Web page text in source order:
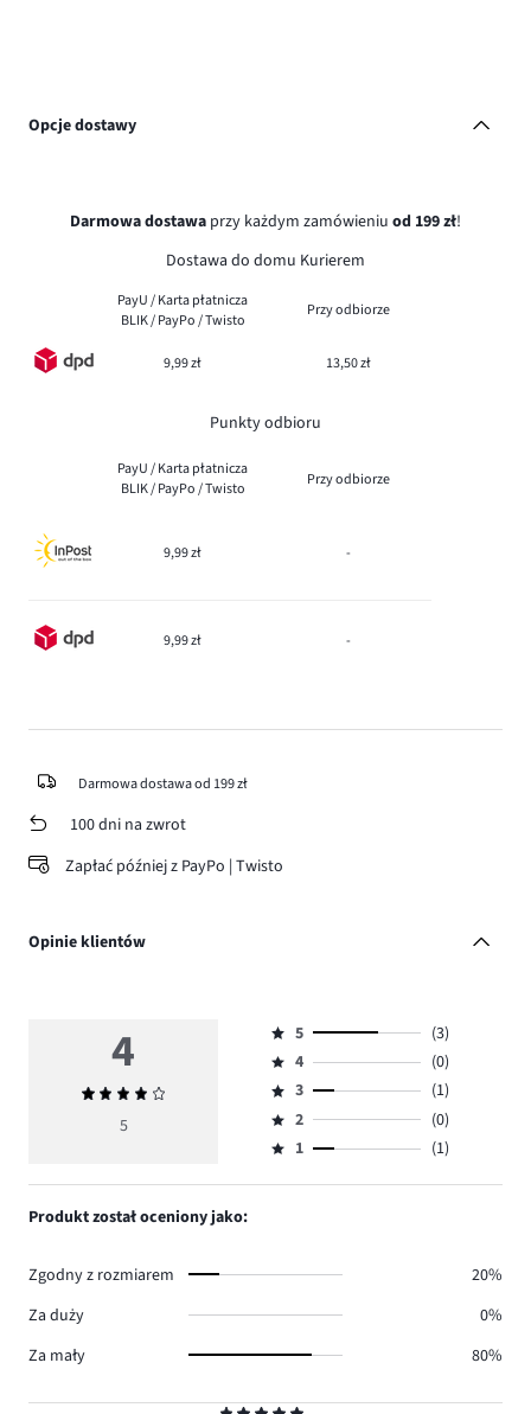
Opcje dostawy
Darmowa dostawa przy każdym zamówieniu od 199 zł!
Dostawa do domu Kurierem
PayU / Karta płatnicza
BLIK / PayPo / Twisto
Przy odbiorze
9,99 zł 13,50 zł
Punkty odbioru
PayU / Karta płatnicza
BLIK / PayPo / Twisto
Przy odbiorze
9,99 zł -
9,99 zł -
Darmowa dostawa od 199 zł
100 dni na zwrot
Zapłać później z PayPo | Twisto
Opinie klientów
4
Średnia
ocena
5
Ocena
5,
ilość
głosów
3.
5
(3)
Ocena
4,
ilość
głosów
4
(0)
Ocena
3,
ilość
3
(1)
Ocena
2,
2
(0)
Ocena
1,
1 (1)
Produkt został oceniony jako:
Zgodny z rozmiarem
20%
Za duży
0%
Za mały
80%